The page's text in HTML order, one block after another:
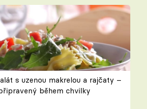
s uzenou makrelou a rajčaty –
během chvilky